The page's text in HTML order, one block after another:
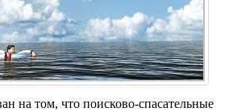
на том, что поисково-спасательные